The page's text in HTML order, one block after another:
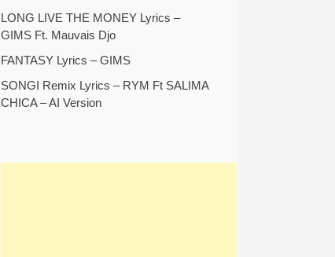
LONG LIVE THE MONEY Lyrics –
GIMS Ft. Mauvais Djo
FANTASY Lyrics – GIMS
SONGI Remix Lyrics – RYM Ft SALIMA
CHICA – AI Version